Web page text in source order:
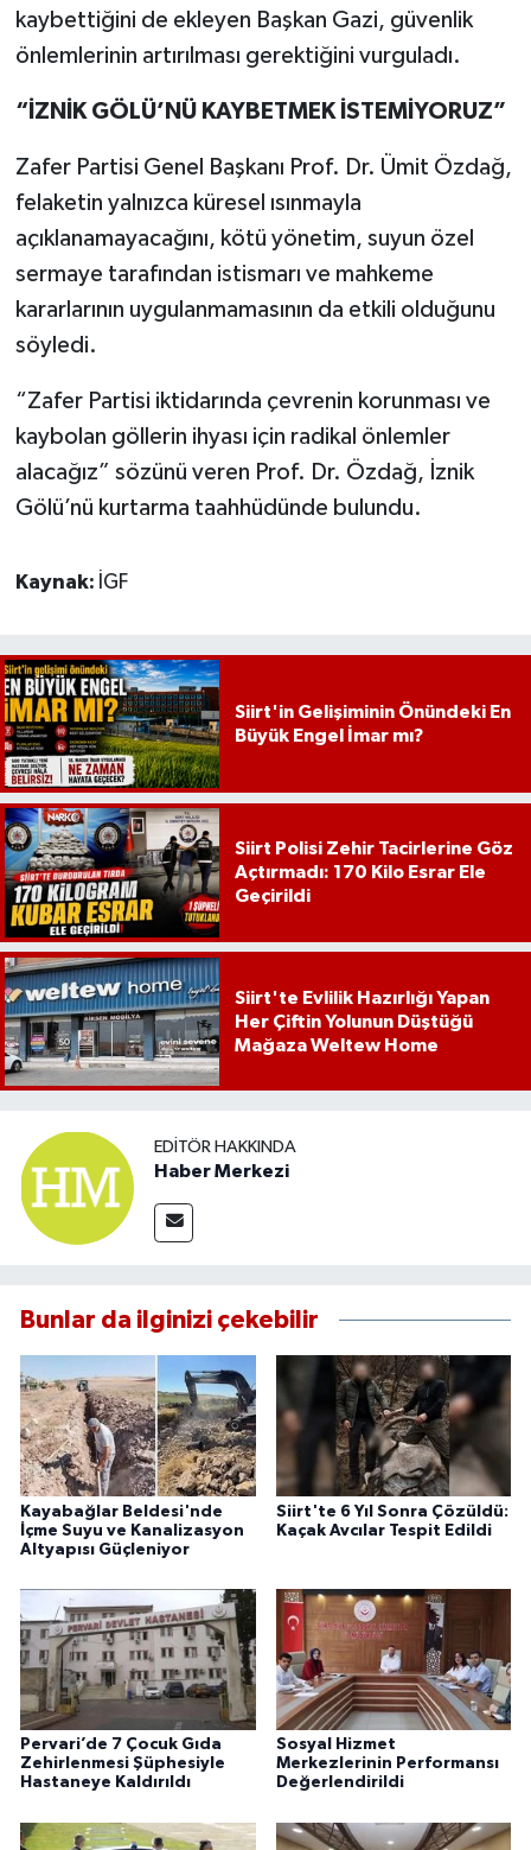
kaybettiğini de ekleyen Başkan Gazi, güvenlik
önlemlerinin artırılması gerektiğini vurguladı.
“İZNİK GÖLÜ’NÜ KAYBETMEK İSTEMİYORUZ”
Zafer Partisi Genel Başkanı Prof. Dr. Ümit Özdağ,
felaketin yalnızca küresel ısınmayla
açıklanamayacağını, kötü yönetim, suyun özel
sermaye tarafından istismarı ve mahkeme
kararlarının uygulanmamasının da etkili olduğunu
söyledi.
“Zafer Partisi iktidarında çevrenin korunması ve
kaybolan göllerin ihyası için radikal önlemler
alacağız” sözünü veren Prof. Dr. Özdağ, İznik
Gölü’nü kurtarma taahhüdünde bulundu.
Kaynak: İGF
Siirt'in Gelişiminin Önündeki En
Büyük Engel İmar mı?
Siirt Polisi Zehir Tacirlerine Göz
Açtırmadı: 170 Kilo Esrar Ele
Geçirildi
Siirt'te Evlilik Hazırlığı Yapan
Her Çiftin Yolunun Düştüğü
Mağaza Weltew Home
EDITÖR HAKKINDA
Haber Merkezi
Bunlar da ilginizi çekebilir
Kayabağlar Beldesi'nde
İçme Suyu ve Kanalizasyon
Altyapısı Güçleniyor
Siirt'te 6 Yıl Sonra Çözüldü:
Kaçak Avcılar Tespit Edildi
Pervari’de 7 Çocuk Gıda
Zehirlenmesi Şüphesiyle
Hastaneye Kaldırıldı
Sosyal Hizmet
Merkezlerinin Performansı
Değerlendirildi